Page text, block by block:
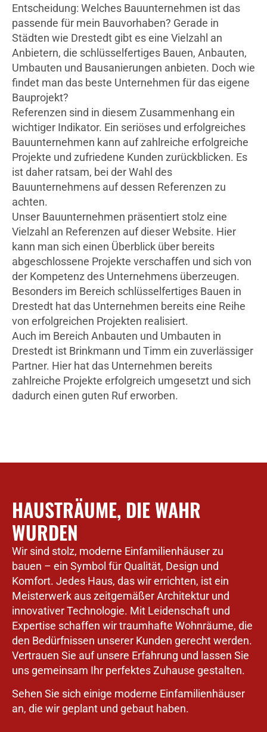
Entscheidung: Welches Bauunternehmen ist das
passende für mein Bauvorhaben? Gerade in
Städten wie Drestedt gibt es eine Vielzahl an
Anbietern, die schlüsselfertiges Bauen, Anbauten,
Umbauten und Bausanierungen anbieten. Doch wie
findet man das beste Unternehmen für das eigene
Bauprojekt?
Referenzen sind in diesem Zusammenhang ein
wichtiger Indikator. Ein seriöses und erfolgreiches
Bauunternehmen kann auf zahlreiche erfolgreiche
Projekte und zufriedene Kunden zurückblicken. Es
ist daher ratsam, bei der Wahl des
Bauunternehmens auf dessen Referenzen zu
achten.
Unser Bauunternehmen präsentiert stolz eine
Vielzahl an Referenzen auf dieser Website. Hier
kann man sich einen Überblick über bereits
abgeschlossene Projekte verschaffen und sich von
der Kompetenz des Unternehmens überzeugen.
Besonders im Bereich schlüsselfertiges Bauen in
Drestedt hat das Unternehmen bereits eine Reihe
von erfolgreichen Projekten realisiert.
Auch im Bereich Anbauten und Umbauten in
Drestedt ist Brinkmann und Timm ein zuverlässiger
Partner. Hier hat das Unternehmen bereits
zahlreiche Projekte erfolgreich umgesetzt und sich
dadurch einen guten Ruf erworben.
HAUSTRÄUME, DIE WAHR
WURDEN
Wir sind stolz, moderne Einfamilienhäuser zu
bauen – ein Symbol für Qualität, Design und
Komfort. Jedes Haus, das wir errichten, ist ein
Meisterwerk aus zeitgemäßer Architektur und
innovativer Technologie. Mit Leidenschaft und
Expertise schaffen wir traumhafte Wohnräume, die
den Bedürfnissen unserer Kunden gerecht werden.
Vertrauen Sie auf unsere Erfahrung und lassen Sie
uns gemeinsam Ihr perfektes Zuhause gestalten.
Sehen Sie sich einige moderne Einfamilienhäuser
an, die wir geplant und gebaut haben.